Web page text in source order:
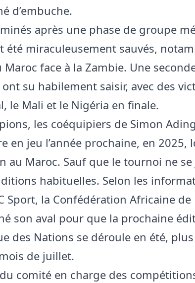
d’embuche.
après une phase de groupe
été miraculeusement sauvés,
face à la Zambie. Une
su habilement saisir, avec des
le Mali et le Nigéria en finale.
les coéquipiers de Simon
en jeu l’année prochaine, en 2025,
au Maroc. Sauf que le tournoi ne
habituelles. Selon les
Sport, la Confédération Africaine de
son aval pour que la prochaine
des Nations se déroule en été, plus
de juillet.
comité en charge des